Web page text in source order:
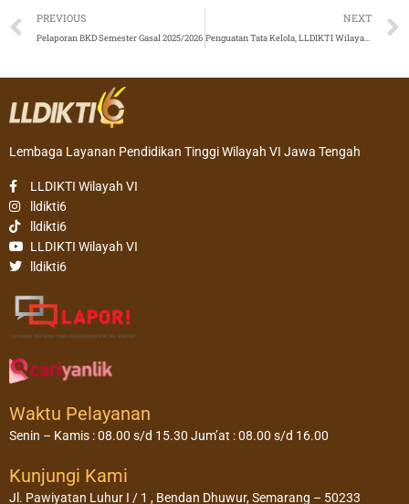
Prev
PREVIOUS
Pelaporan BKD Semester Gasal 2025/2026
NEXT
Penguatan Tata Kelola, LLDIKTI Wilayah VI Laksanakan Penandatanganan Pakta Integritas dan Maklumat Pelayanan
Lembaga Layanan Pendidikan Tinggi Wilayah VI Jawa Tengah
LLDIKTI Wilayah VI
lldikti6
lldikti6
LLDIKTI Wilayah VI
lldikti6
Waktu Pelayanan
Senin – Kamis : 08.00 s/d 15.30 Jum’at : 08.00 s/d 16.00
Kunjungi Kami
Jl. Pawiyatan Luhur I / 1 , Bendan Dhuwur, Semarang – 50233